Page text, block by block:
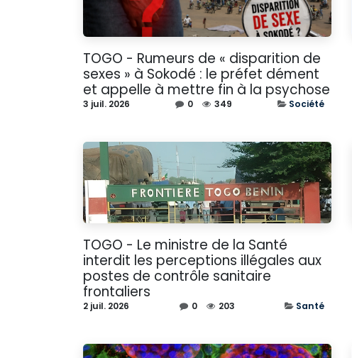
TOGO - Rumeurs de « disparition de
sexes » à Sokodé : le préfet dément
et appelle à mettre fin à la psychose
3 juil. 2026 0 349 Société
TOGO - Le ministre de la Santé
interdit les perceptions illégales aux
postes de contrôle sanitaire
frontaliers
2 juil. 2026 0 203 Santé